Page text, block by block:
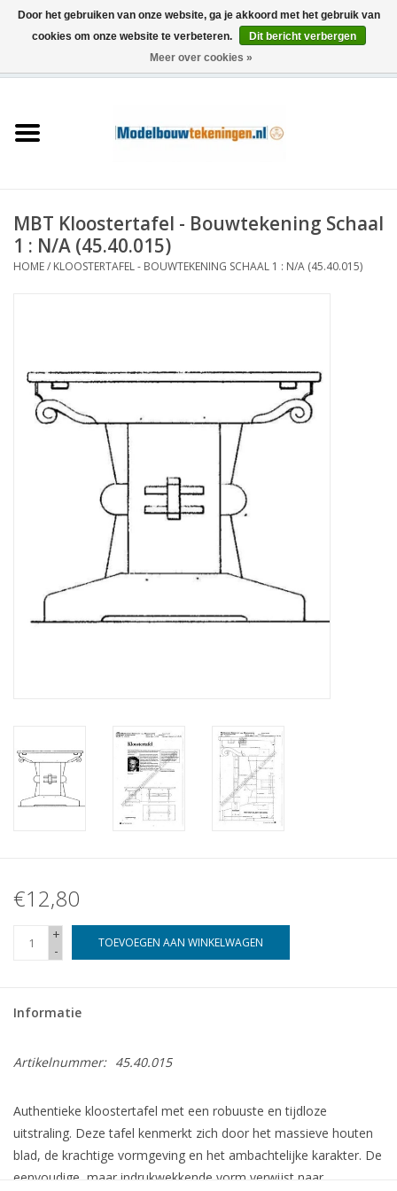
Schepen
Houtbouw
Documentatie
Nieuwe tekeningen
NIEUWE TIJDSCHRIFTEN
ABONNEMENT DE
MODELBOUWER
MBT Kloostertafel - Bouwtekening Schaal
1 : N/A (45.40.015)
HOME/ KLOOSTERTAFEL - BOUWTEKENING SCHAAL 1 : N/A (45.40.015)
€12,80
+
-
TOEVOEGEN AAN WINKELWAGEN
Informatie
Artikelnummer: 45.40.015
Authentieke kloostertafel met een robuuste en tijdloze
uitstraling. Deze tafel kenmerkt zich door het massieve houten
blad, de krachtige vormgeving en het ambachtelijke karakter. De
eenvoudige, maar indrukwekkende vorm verwijst naar
Door het gebruiken van onze website, ga je akkoord met het gebruik van
cookies om onze website te verbeteren.
Dit bericht verbergen
Meer over cookies »